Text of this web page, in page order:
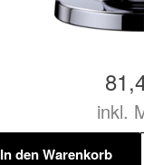
inkl.
In den Warenkorb